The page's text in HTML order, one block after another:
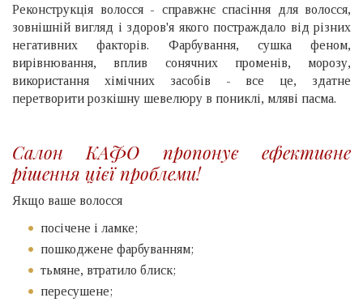
Реконструкція волосся - справжнє спасіння для волосся,
зовнішній вигляд і здоров'я якого постраждало від різних
негативних факторів. Фарбування, сушка феном,
вирівнювання, вплив сонячних променів, морозу,
використання хімічних засобів - все це, здатне
перетворити розкішну шевелюру в пониклі, мляві пасма.
Салон КАФО пропонує ефективне
рішення цієї проблеми!
Якщо ваше волосся
посічене і ламке;
пошкоджене фарбуванням;
тьмяне, втратило блиск;
пересушене;